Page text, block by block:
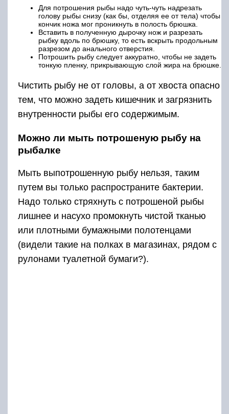
Для потрошения рыбы надо чуть-чуть надрезать
голову рыбы снизу (как бы, отделяя ее от тела) чтобы
кончик ножа мог проникнуть в полость брюшка.
Вставить в полученную дырочку нож и разрезать
рыбку вдоль по брюшку, то есть вскрыть продольным
разрезом до анального отверстия.
Потрошить рыбу следует аккуратно, чтобы не задеть
тонкую пленку, прикрывающую слой жира на брюшке.
Чистить рыбу не от головы, а от хвоста опасно
тем, что можно задеть кишечник и загрязнить
внутренности рыбы его содержимым.
Можно ли мыть потрошеную рыбу на
рыбалке
Мыть выпотрошенную рыбу нельзя, таким
путем вы только распространите бактерии.
Надо только стряхнуть с потрошеной рыбы
лишнее и насухо промокнуть чистой тканью
или плотными бумажными полотенцами
(видели такие на полках в магазинах, рядом с
рулонами туалетной бумаги?).